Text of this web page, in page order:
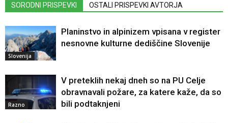
SORODNI PRISPEVKI OSTALI PRISPEVKI AVTORJA
Slovenija
Planinstvo in alpinizem vpisana v register
nesnovne kulturne dediščine Slovenije
Razno
V preteklih nekaj dneh so na PU Celje
obravnavali požare, za katere kaže, da so
bili podtaknjeni